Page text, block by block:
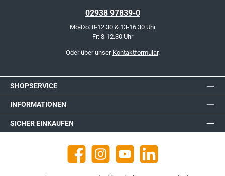
02938 97839-0
Mo-Do: 8-12.30 & 13-16.30 Uhr
Fr: 8-12.30 Uhr
Oder über unser Kontaktformular.
SHOPSERVICE
INFORMATIONEN
SICHER EINKAUFEN
Facebook Instagram YouTube https://de.linkedin.com/company/